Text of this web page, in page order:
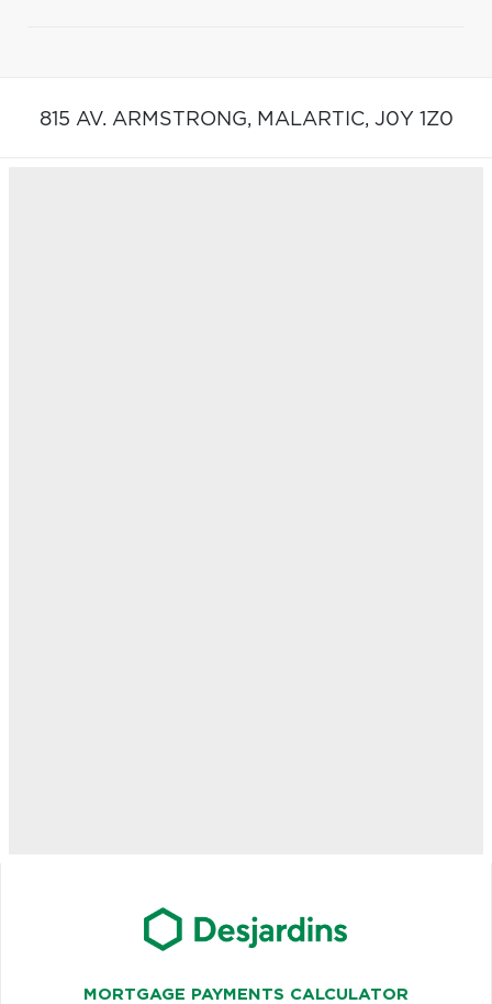
815 AV. ARMSTRONG, MALARTIC, J0Y 1Z0
MORTGAGE PAYMENTS CALCULATOR